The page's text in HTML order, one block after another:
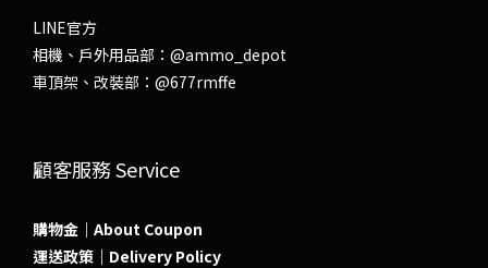
LINE官方
相機、戶外用品部： @ammo_depot
車頂架、改裝部： @677rmffe
顧客服務 Service
購物金｜About Coupon
運送政策｜Delivery Policy